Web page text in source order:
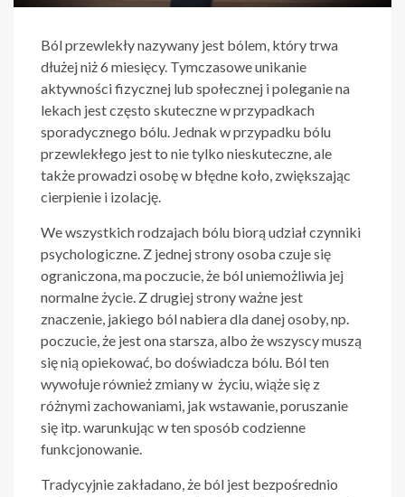
Ból przewlekły nazywany jest bólem, który trwa
dłużej niż 6 miesięcy. Tymczasowe unikanie
aktywności fizycznej lub społecznej i poleganie na
lekach jest często skuteczne w przypadkach
sporadycznego bólu. Jednak w przypadku bólu
przewlekłego jest to nie tylko nieskuteczne, ale
także prowadzi osobę w błędne koło, zwiększając
cierpienie i izolację.
We wszystkich rodzajach bólu biorą udział czynniki
psychologiczne. Z jednej strony osoba czuje się
ograniczona, ma poczucie, że ból uniemożliwia jej
normalne życie. Z drugiej strony ważne jest
znaczenie, jakiego ból nabiera dla danej osoby, np.
poczucie, że jest ona starsza, albo że wszyscy muszą
się nią opiekować, bo doświadcza bólu. Ból ten
wywołuje również zmiany w życiu, wiąże się z
różnymi zachowaniami, jak wstawanie, poruszanie
się itp. warunkując w ten sposób codzienne
funkcjonowanie.
Tradycyjnie zakładano, że ból jest bezpośrednio